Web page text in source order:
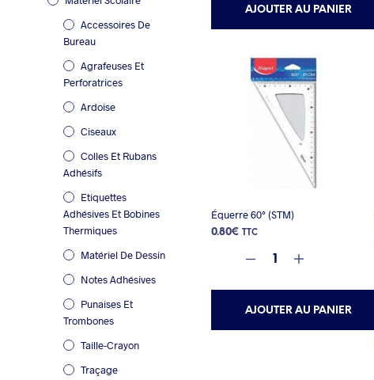
Accessoires De
Bureau
Agrafeuses Et
Perforatrices
Ardoise
Ciseaux
Colles Et Rubans
Adhésifs
Etiquettes
Adhésives Et Bobines
Thermiques
Matériel De Dessin
Notes Adhésives
Punaises Et
Trombones
Taille-Crayon
Traçage
AJOUTER AU PANIER
Équerre 60° (STM)
0.80€ TTC
AJOUTER AU PANIER